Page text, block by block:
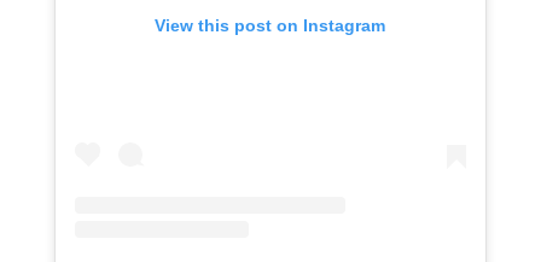
View this post on Instagram